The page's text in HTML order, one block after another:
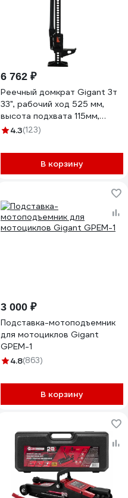
6 762 ₽
Реечный домкрат Gigant 3т
33", рабочий ход 525 мм,
высота подхвата 115мм,
высота подъема 640мм,
4.3(123)
В корзину
3 000 ₽
Подставка-мотоподъемник
для мотоциклов Gigant
GPEM-1
4.8(863)
В корзину